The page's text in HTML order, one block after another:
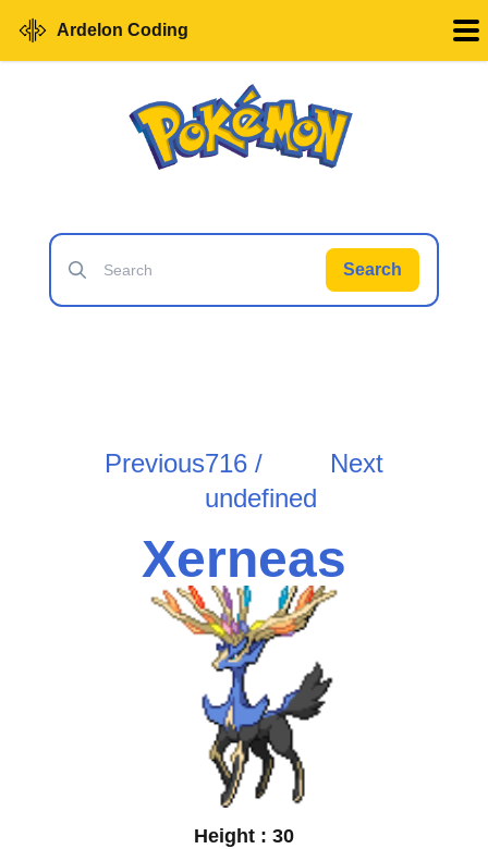
Ardelon Coding
Search
Previous716 /
undefined
Next
Xerneas
Height : 30